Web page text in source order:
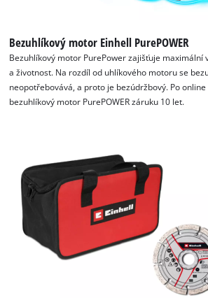
Bezuhlíkový motor Einhell PurePOWER
Bezuhlíkový motor PurePower zajišťuje maximální
a životnost. Na rozdíl od uhlíkového motoru se
neopotřebovává, a proto je bezúdržbový. Po
bezuhlíkový motor PurePOWER záruku 10 let.